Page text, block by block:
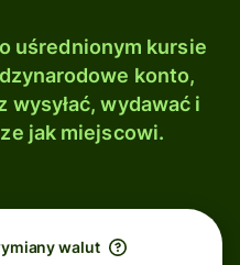
uśrednionym kursie
konto,
wydawać i
jak miejscowi.
walut